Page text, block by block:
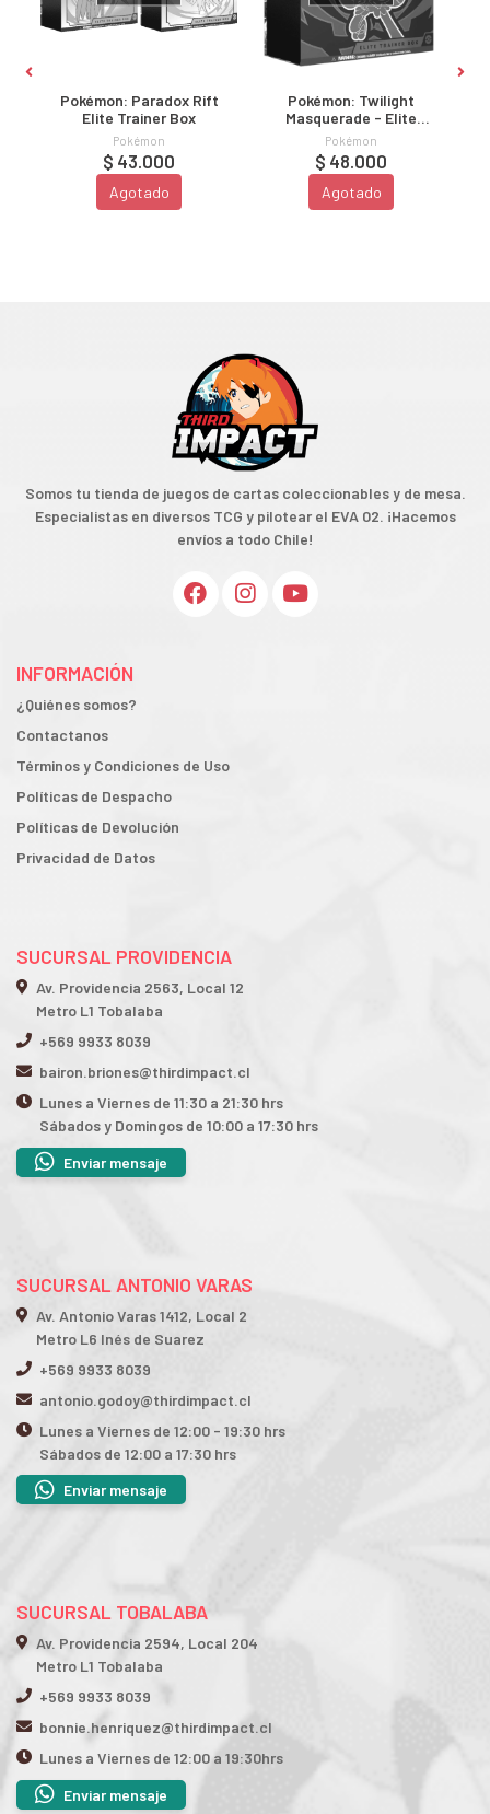
Pokémon: Paradox Rift
Elite Trainer Box
Pokémon
$ 43.000
Agotado
Pokémon: Twilight
Masquerade - Elite
Trainer Box
Pokémon
$ 48.000
Agotado
Somos tu tienda de juegos de cartas coleccionables y de mesa.
Especialistas en diversos TCG y pilotear el EVA 02. ¡Hacemos
envíos a todo Chile!
INFORMACIÓN
¿Quiénes somos?
Contactanos
Términos y Condiciones de Uso
Políticas de Despacho
Políticas de Devolución
Privacidad de Datos
SUCURSAL PROVIDENCIA
Av. Providencia 2563, Local 12
Metro L1 Tobalaba
+569 9933 8039
bairon.briones@thirdimpact.cl
Lunes a Viernes de 11:30 a 21:30 hrs
Sábados y Domingos de 10:00 a 17:30 hrs
Enviar mensaje
SUCURSAL ANTONIO VARAS
Av. Antonio Varas 1412, Local 2
Metro L6 Inés de Suarez
+569 9933 8039
antonio.godoy@thirdimpact.cl
Lunes a Viernes de 12:00 - 19:30 hrs
Sábados de 12:00 a 17:30 hrs
Enviar mensaje
SUCURSAL TOBALABA
Av. Providencia 2594, Local 204
Metro L1 Tobalaba
+569 9933 8039
bonnie.henriquez@thirdimpact.cl
Lunes a Viernes de 12:00 a 19:30hrs
Enviar mensaje